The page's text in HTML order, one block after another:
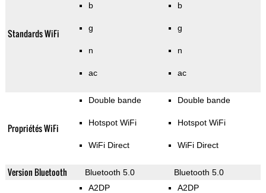
Standards WiFi
b
g
n
ac
b
g
n
ac
Propriétés WiFi
Double bande
Hotspot WiFi
WiFi Direct
Double bande
Hotspot WiFi
WiFi Direct
Version Bluetooth Bluetooth 5.0
Bluetooth 5.0
A2DP
A2DP